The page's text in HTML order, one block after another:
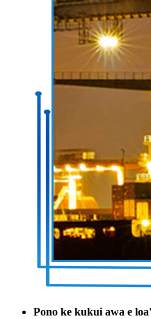
Pono ke kukui awa e